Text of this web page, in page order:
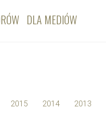
DLA MEDIÓW
2013
2014
2015